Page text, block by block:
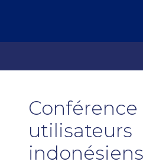
Conférence
utilisateurs